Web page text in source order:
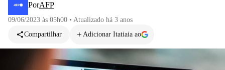
PorAFP
09/06/2023 às 05h00 • Atualizado há 3 anos
Compartilhar
Adicionar Itatiaia ao